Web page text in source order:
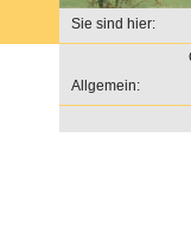
Sie sind hier:
Allgemein: